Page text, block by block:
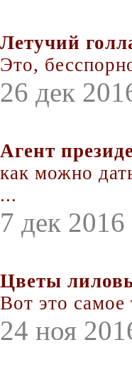
Летучий
Это,
26 дек
Агент
как можно
...
7 дек 2016
Цветы
Вот это самое
24 ноя